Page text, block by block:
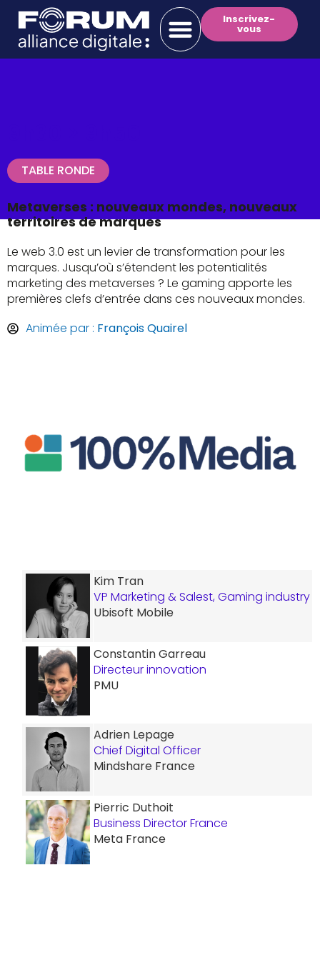
Inscrivez-
vous
TABLE RONDE
Metaverses : nouveaux mondes, nouveaux
territoires de marques
Le web 3.0 est un levier de transformation pour les
marques. Jusqu’où s’étendent les potentialités
marketing des metaverses ? Le gaming apporte les
premières clefs d’entrée dans ces nouveaux mondes.
Animée par : François Quairel
Kim Tran
VP Marketing & Salest, Gaming industry
Ubisoft Mobile
Constantin Garreau
Directeur innovation
PMU
Adrien Lepage
Chief Digital Officer
Mindshare France
Pierric Duthoit
Business Director France
Meta France